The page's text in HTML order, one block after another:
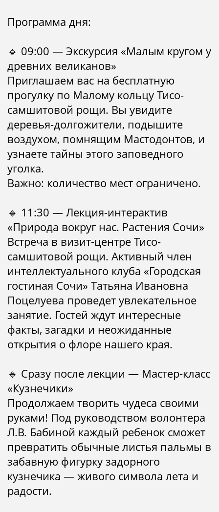
Программа дня:
🔹 09:00 — Экскурсия «Малым кругом у
древних великанов»
Приглашаем вас на бесплатную
прогулку по Малому кольцу Тисо-
самшитовой рощи. Вы увидите
деревья-долгожители, подышите
воздухом, помнящим Мастодонтов, и
узнаете тайны этого заповедного
уголка.
Важно: количество мест ограничено.
🔹 11:30 — Лекция-интерактив
«Природа вокруг нас. Растения Сочи»
Встреча в визит-центре Тисо-
самшитовой рощи. Активный член
интеллектуального клуба «Городская
гостиная Сочи» Татьяна Ивановна
Поцелуева проведет увлекательное
занятие. Гостей ждут интересные
факты, загадки и неожиданные
открытия о флоре нашего края.
🔹 Сразу после лекции — Мастер-класс
«Кузнечики»
Продолжаем творить чудеса своими
руками! Под руководством волонтера
Л.В. Бабиной каждый ребенок сможет
превратить обычные листья пальмы в
забавную фигурку задорного
кузнечика — живого символа лета и
радости.